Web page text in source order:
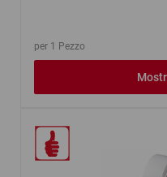
per 1 Pezzo